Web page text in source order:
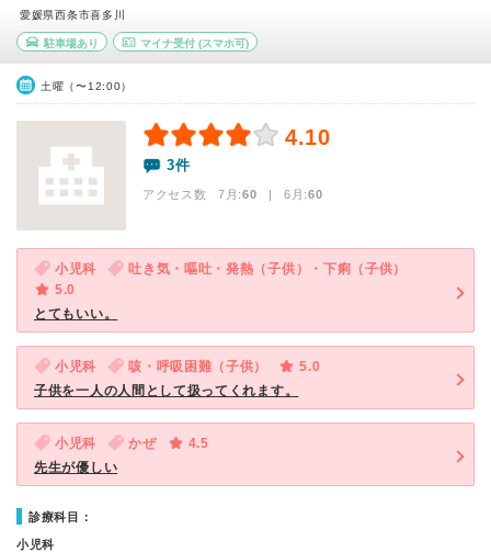
愛媛県西条市喜多川
駐車場あり マイナ受付(スマホ可)
土曜（〜12:00）
4.10
3件
アクセス数 7月:60 | 6月:60
小児科
吐き気・嘔吐・発熱（子供）・下痢（子供）
5.0
とてもいい。
小児科 咳・呼吸困難（子供）
5.0
子供を一人の人間として扱ってくれます。
小児科 かぜ
4.5
先生が優しい
診療科目：
小児科